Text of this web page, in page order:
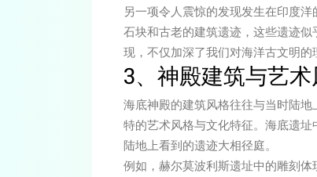
另一项令人震惊的发现发生在印度
石块和古老的建筑遗迹，这些遗迹
现，不仅加深了我们对海洋古文明的
3、神殿建筑与艺
海底神殿的建筑风格往往与当时陆
特的艺术风格与文化特征。海底遗
陆地上看到的遗迹大相径庭。
例如，赫尔莫波利斯遗址中的雕刻